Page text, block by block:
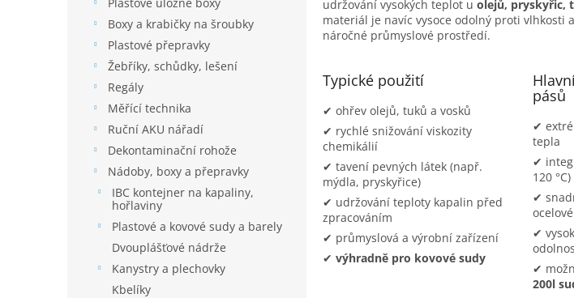
Boxy a krabičky na šroubky
Plastové přepravky
Žebříky, schůdky, lešení
Regály
Měřící technika
Ruční AKU nářadí
Dekontaminační rohože
Nádoby, boxy a přepravky
IBC kontejner na kapaliny,
hořlaviny
Plastové a kovové sudy a barely
Dvouplášťové nádrže
Kanystry a plechovky
Kbelíky
udržování vysokých teplot u olejů, pryskyřic,
materiál je navíc vysoce odolný proti vlhkosti
náročné průmyslové prostředí.
Typické použití
✔ ohřev olejů, tuků a vosků
✔ rychlé snižování viskozity
chemikálií
✔ tavení pevných látek (např.
mýdla, pryskyřice)
✔ udržování teploty kapalin před
zpracováním
✔ průmyslová a výrobní zařízení
✔ výhradně pro kovové sudy
pásů
✔
tepla
✔
120 °C)
✔
✔
✔
200l